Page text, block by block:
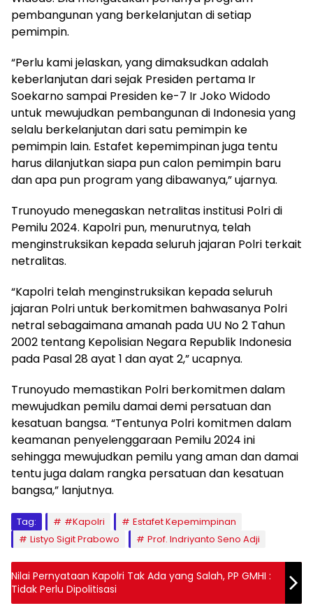
pembangunan yang berkelanjutan di setiap
pemimpin.
“Perlu kami jelaskan, yang dimaksudkan adalah
keberlanjutan dari sejak Presiden pertama Ir
Soekarno sampai Presiden ke-7 Ir Joko Widodo
untuk mewujudkan pembangunan di Indonesia yang
selalu berkelanjutan dari satu pemimpin ke
pemimpin lain. Estafet kepemimpinan juga tentu
harus dilanjutkan siapa pun calon pemimpin baru
dan apa pun program yang dibawanya,” ujarnya.
Trunoyudo menegaskan netralitas institusi Polri di
Pemilu 2024. Kapolri pun, menurutnya, telah
menginstruksikan kepada seluruh jajaran Polri terkait
netralitas.
“Kapolri telah menginstruksikan kepada seluruh
jajaran Polri untuk berkomitmen bahwasanya Polri
netral sebagaimana amanah pada UU No 2 Tahun
2002 tentang Kepolisian Negara Republik Indonesia
pada Pasal 28 ayat 1 dan ayat 2,” ucapnya.
Trunoyudo memastikan Polri berkomitmen dalam
mewujudkan pemilu damai demi persatuan dan
kesatuan bangsa. “Tentunya Polri komitmen dalam
keamanan penyelenggaraan Pemilu 2024 ini
sehingga mewujudkan pemilu yang aman dan damai
tentu juga dalam rangka persatuan dan kesatuan
bangsa,” lanjutnya.
Tag: #Kapolri
Estafet Kepemimpinan
Listyo Sigit Prabowo
Prof. Indriyanto Seno Adji
Nilai Pernyataan Kapolri Tak Ada yang Salah, PP GMHI :
Tidak Perlu Dipolitisasi